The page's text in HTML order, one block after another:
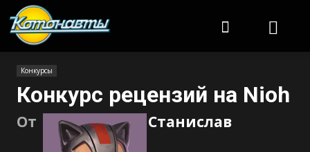
Конкурсы
Конкурс рецензий на Nioh
От Станислав